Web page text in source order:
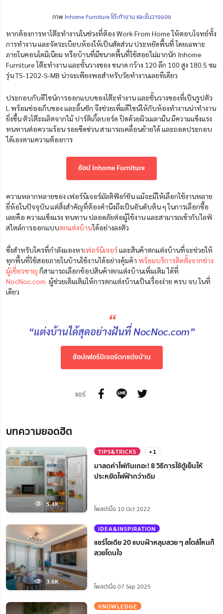
ภาพ Inhome Furniture โต๊ะทำงาน และชั้นวางของ
หากต้องการหาโต๊ะทำงานในช่วงที่ต้อง Work From Home ให้ตอบโจทย์ทั้ง
การทำงาน และจัดระเบียบห้องให้เป็นสัดส่วน ประหยัดพื้นที่ โดยเฉพาะ
ภายในคอนโดมิเนียม หรือบ้านที่มีขนาดพื้นที่ใช้สอยไม่มากนัก Inhome
Furniture โต๊ะทำงาน และชั้นวางของ ขนาด กว้าง 120 ลึก 100 สูง 180.5 ซม
รุ่น TS-1202-S-MB น่าจะเพียงพอสำหรับวัยทำงานเลยทีเดียว
ประกอบกับดีไซน์การออกแบบของโต๊ะทำงาน และชั้นวางของที่เป็นรูปตัว
L พร้อมช่องเก็บของ และลิ้นชัก จึงช่วยเพิ่มดีไซน์ให้กับห้องทำงานน่าทำงาน
ยิ่งขึ้น ตัวโต๊ะผลิตจากไม้ ปาร์ติเกิ้ลบอร์ด ปิดด้วยผิวเมลามีน มีความแข็งแรง
ทนทานต่อความร้อน รอยขีดข่วน สามารถเคลื่อนย้ายได้ และถอดประกอบ
ได้เองตามความต้องการ
ช้อป Inhome Furniture
ความหลากหลายของ เฟอร์นิเจอร์มัลติฟังก์ชัน แม้จะมีให้เลือกใช้งานหลาย
ยี่ห้อในปัจจุบัน แต่สิ่งสำคัญที่ต้องคำนึงถึงเป็นอันดับต้น ๆ ในการเลือกซื้อ
เลยคือ ความแข็งแรง ทนทาน ปลอดภัยต่อผู้ใช้งาน และสามารถเข้ากับไลฟ์
สไตล์การออกแบบตกแต่งบ้านได้อย่างลงตัว
ซึ่งสำหรับใครที่กำลังมองหาเฟอร์นิเจอร์และสินค้าตกแต่งบ้านที่จะช่วยให้
ทุกพื้นที่ใช้สอยภายในบ้านใช้งานได้อย่างคุ้มค้า พร้อมบริการติดตั้งจากช่าง
ผู้เชี่ยวชาญ ก็สามารถเลือกช้อปสินค้าตกแต่งบ้านเพิ่มเติม ได้ที่
NocNoc.com ผู้ช่วยเติมเติมให้การตกแต่งบ้านเป็นเรื่องง่าย ครบ จบ ในที่
เดียว
“
“แต่งบ้านได้สุดอย่างฝันที่ NocNoc.com”
ช้อปเฟอร์นิเจอร์ตกแต่งบ้าน
แชร์
บทความยอดฮิต
5.4K
TIPS&TRICKS +1
มาลดค่าไฟกันเถอะ! 8 วิธีการใช้ตู้เย็นให้
ประหยัดไฟฟ้ากว่าเดิม
โพสต์เมื่อ 10 Oct 2022
3.6K
IDEA&INSPIRATION
แชร์ไอเดีย 20 แบบฝ้าหลุมสวย ๆ สไตล์ไหนก็
สวยโดนใจ
โพสต์เมื่อ 07 Sep 2025
KNOWLEDGE